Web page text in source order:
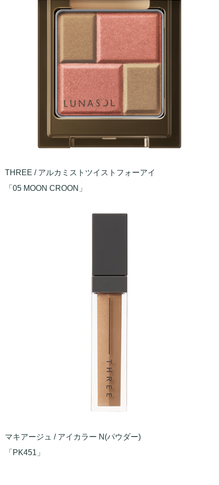
THREE / アルカミストツイストフォーアイ
「05 MOON CROON」
マキアージュ / アイカラー N(パウダー)
「PK451」